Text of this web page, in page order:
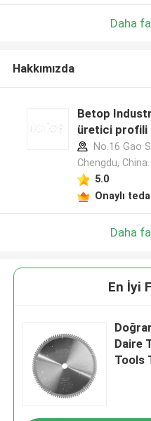
Daha
Hakkımızda
Betop
üretici profili
No.16 Gao
Chengdu, China.
5.0
Onaylı
Daha
En İyi
Daire
Tools